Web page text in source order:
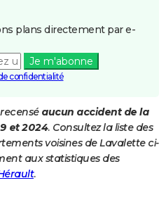
plans directement par e-
Je m'abonne
confidentialité
aucun accident de la
et 2024. Consultez la liste des
voisines de Lavalette ci-
aux statistiques des
.